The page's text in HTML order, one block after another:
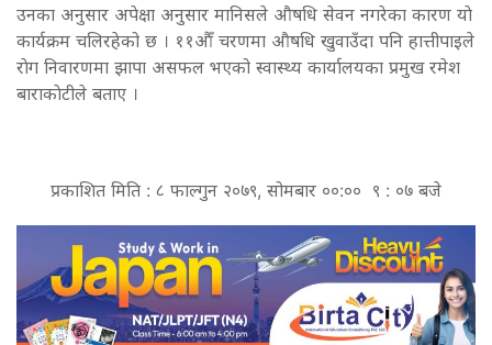
उनका अनुसार अपेक्षा अनुसार मानिसले औषधि सेवन नगरेका कारण याे
कार्यक्रम चलिरहेको छ । ११औँ चरणमा औषधि खुवाउँदा पनि हात्तीपाइले
राेग निवारणमा झापा असफल भएको स्वास्थ्य कार्यालयका प्रमुख रमेश
बाराकाेटीले बताए ।
प्रकाशित मिति : ८ फाल्गुन २०७९, सोमबार ००:०० ९ : ०७ बजे